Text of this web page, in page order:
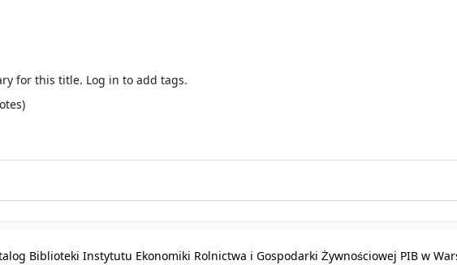
for this title. Log in to add tags.
Biblioteki Instytutu Ekonomiki Rolnictwa i Gospodarki Żywnościowej PIB w